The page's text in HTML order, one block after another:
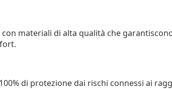
materiali di alta qualità che
di protezione dai rischi connessi ai